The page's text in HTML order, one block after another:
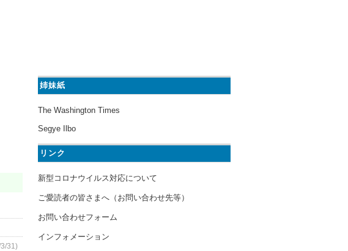
31)
姉妹紙
The Washington Times
Segye Ilbo
リンク
新型コロナウイルス対応について
ご愛読者の皆さまへ（お問い合わせ先等）
お問い合わせフォーム
インフォメーション